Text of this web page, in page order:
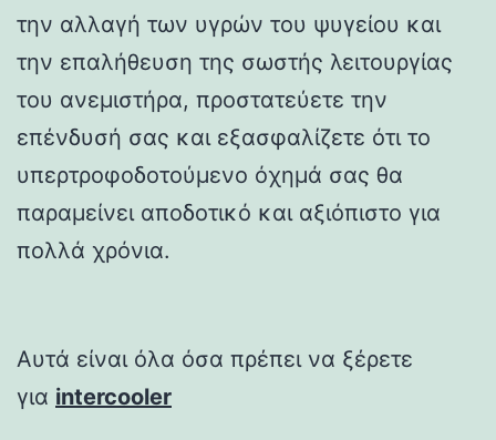
την αλλαγή των υγρών του ψυγείου και
την επαλήθευση της σωστής λειτουργίας
του ανεμιστήρα, προστατεύετε την
επένδυσή σας και εξασφαλίζετε ότι το
υπερτροφοδοτούμενο όχημά σας θα
παραμείνει αποδοτικό και αξιόπιστο για
πολλά χρόνια.
Αυτά είναι όλα όσα πρέπει να ξέρετε
για intercooler